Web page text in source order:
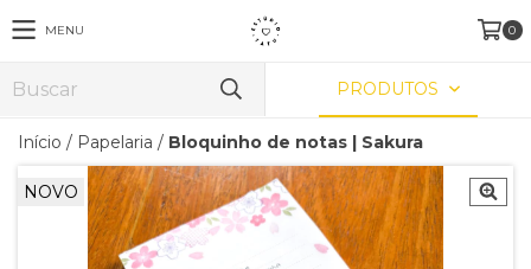
MENU 0
PRODUTOS
Início / Papelaria / Bloquinho de notas | Sakura
NOVO